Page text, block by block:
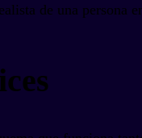
de una persona